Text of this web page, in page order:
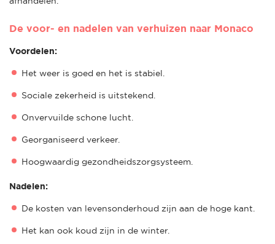
De voor- en nadelen van verhuizen naar Monaco
Voordelen:
Het weer is goed en het is stabiel.
Sociale zekerheid is uitstekend.
Onvervuilde schone lucht.
Georganiseerd verkeer.
Hoogwaardig gezondheidszorgsysteem.
Nadelen:
De kosten van levensonderhoud zijn aan de hoge kant.
Het kan ook koud zijn in de winter.